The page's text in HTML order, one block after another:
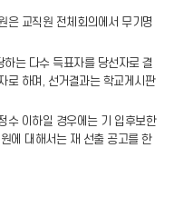
은 교직원 전체회의에서 무기명
는 다수 득표자를 당선자로 결
로 하며, 선거결과는 학교게시판
수 이하일 경우에는 기 입후보한
에 대해서는 재 선출 공고를 한